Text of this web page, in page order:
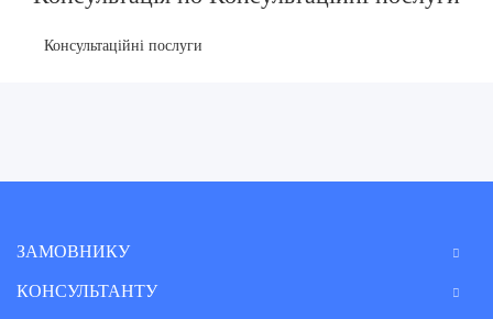
Консультаційні послуги
ЗАМОВНИКУ
КОНСУЛЬТАНТУ